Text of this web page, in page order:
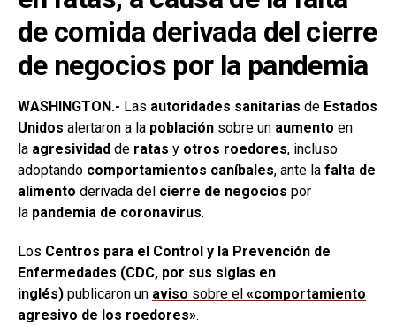
de comida derivada del cierre
de negocios por la pandemia
WASHINGTON.- Las autoridades sanitarias de Estados
Unidos alertaron a la población sobre un aumento en
la agresividad de ratas y otros roedores, incluso
adoptando comportamientos caníbales, ante la falta de
alimento derivada del cierre de negocios por
la pandemia de coronavirus.
Los Centros para el Control y la Prevención de
Enfermedades (CDC, por sus siglas en
inglés) publicaron un aviso sobre el «comportamiento
agresivo de los roedores».